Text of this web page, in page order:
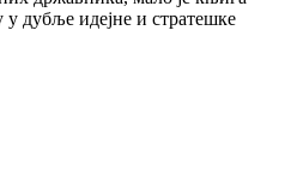
у дубље идејне и стратешке